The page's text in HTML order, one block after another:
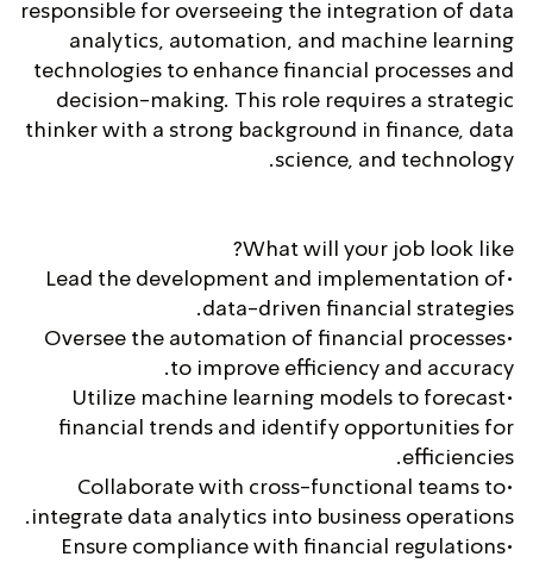
responsible for overseeing the integration of data
analytics, automation, and machine learning
technologies to enhance financial processes and
decision-making. This role requires a strategic
thinker with a strong background in finance, data
science, and technology.
What will your job look like?
•Lead the development and implementation of
data-driven financial strategies.
•Oversee the automation of financial processes
to improve efficiency and accuracy.
•Utilize machine learning models to forecast
financial trends and identify opportunities for
efficiencies.
•Collaborate with cross-functional teams to
integrate data analytics into business operations.
•Ensure compliance with financial regulations